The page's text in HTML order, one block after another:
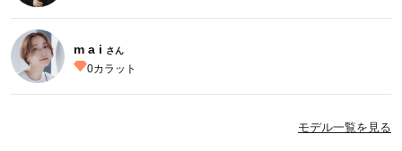
m a i さん
0カラット
モデル一覧を見る